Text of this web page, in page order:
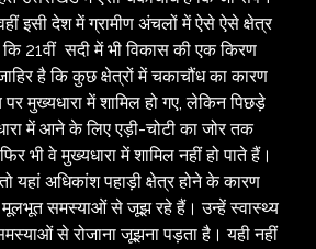
इसी देश में ग्रामीण अंचलों में ऐसे ऐसे क्षेत्र
21वीं सदी में भी विकास की एक किरण
है कि कुछ क्षेत्रों में चकाचौंध का कारण
मुख्यधारा में शामिल हो गए, लेकिन पिछड़े
में आने के लिए एड़ी-चोटी का जोर तक
भी वे मुख्यधारा में शामिल नहीं हो पाते हैं।
यहां अधिकांश पहाड़ी क्षेत्र होने के कारण
मूलभूत समस्याओं से जूझ रहे हैं। उन्हें स्वास्थ्य
से रोजाना जूझना पड़ता है। यही नहीं